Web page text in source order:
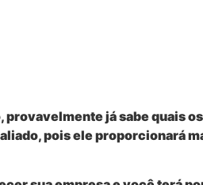
já sabe quais
pois ele proporcionará